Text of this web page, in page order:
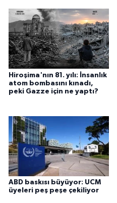
Hiroşima'nın 81. yılı: İnsanlık
atom bombasını kınadı,
peki Gazze için ne yaptı?
ABD baskısı büyüyor: UCM
üyeleri peş peşe çekiliyor